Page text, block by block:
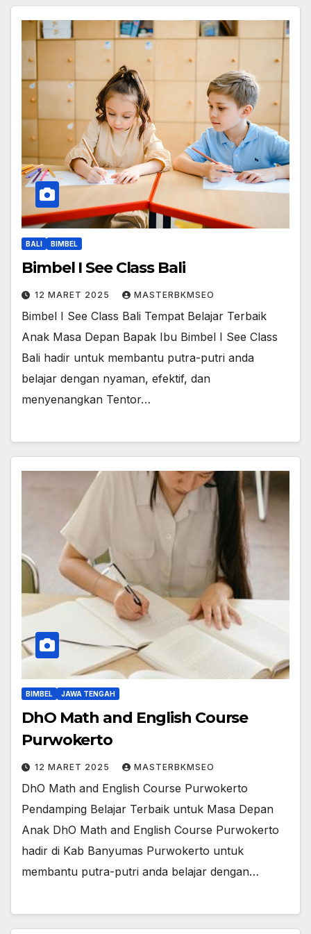
BALI BIMBEL
Bimbel I See Class Bali
12 MARET 2025 MASTERBKMSEO
Bimbel I See Class Bali Tempat Belajar Terbaik
Anak Masa Depan Bapak Ibu Bimbel I See Class
Bali hadir untuk membantu putra-putri anda
belajar dengan nyaman, efektif, dan
menyenangkan Tentor…
BIMBEL JAWA TENGAH
DhO Math and English Course
Purwokerto
12 MARET 2025 MASTERBKMSEO
DhO Math and English Course Purwokerto
Pendamping Belajar Terbaik untuk Masa Depan
Anak DhO Math and English Course Purwokerto
hadir di Kab Banyumas Purwokerto untuk
membantu putra-putri anda belajar dengan…